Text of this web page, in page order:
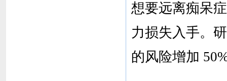
想要远离痴呆
力损失入手。
的风险增加